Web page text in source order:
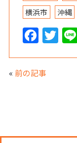
横浜市
沖縄
F
a
c
e
o
T
w
« 前の記事